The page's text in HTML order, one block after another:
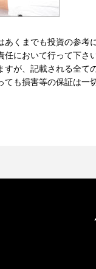
あくまでも投資の参考
任において行って下
が、記載される全て
も損害等の保証は一